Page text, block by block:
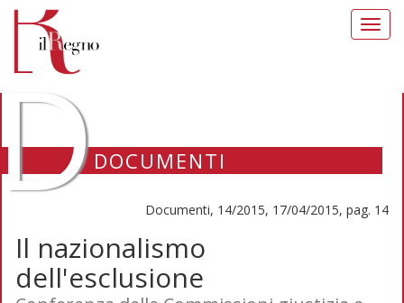
DOCUMENTI
Documenti, 14/2015, 17/04/2015, pag. 14
Il nazionalismo
dell'esclusione